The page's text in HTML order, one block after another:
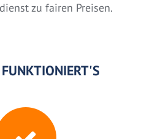
zu fairen Preisen.